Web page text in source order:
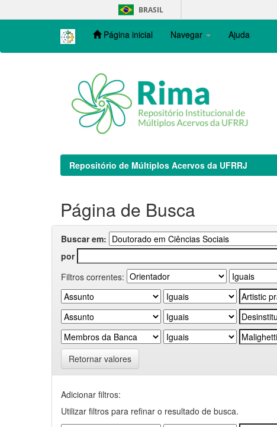
navigation
BRASIL
Página inicial Navegar Ajuda
Repositório de Múltiplos Acervos da UFRRJ
Página de Busca
Buscar em:
por
Filtros correntes:
Retornar valores
Adicionar filtros:
Utilizar filtros para refinar o resultado de busca.